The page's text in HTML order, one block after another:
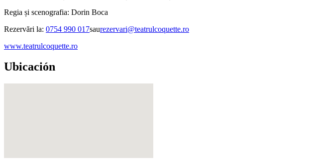
Regia și scenografia: Dorin Boca
Rezervări la: 0754 990 017saurezervari@teatrulcoquette.ro
www.teatrulcoquette.ro
Ubicación